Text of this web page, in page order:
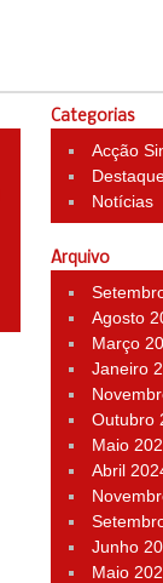
Categorias
Acção
Notícias
Arquivo
Agosto
Março
Janeiro
Outubro
Maio
Abril
Junho
Maio